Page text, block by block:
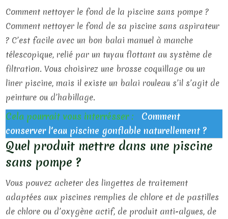
Comment nettoyer le fond de la piscine sans pompe ?
Comment nettoyer le fond de sa piscine sans aspirateur
? C’est facile avec un bon balai manuel à manche
télescopique, relié par un tuyau flottant au système de
filtration. Vous choisirez une brosse coquillage ou un
liner piscine, mais il existe un balai rouleau s’il s’agit de
peinture ou d’habillage.
Cela pourrait vous interrésser :
Comment
conserver l'eau piscine gonflable naturellement ?
Quel produit mettre dans une piscine
sans pompe ?
Vous pouvez acheter des lingettes de traitement
adaptées aux piscines remplies de chlore et de pastilles
de chlore ou d’oxygène actif, de produit anti-algues, de